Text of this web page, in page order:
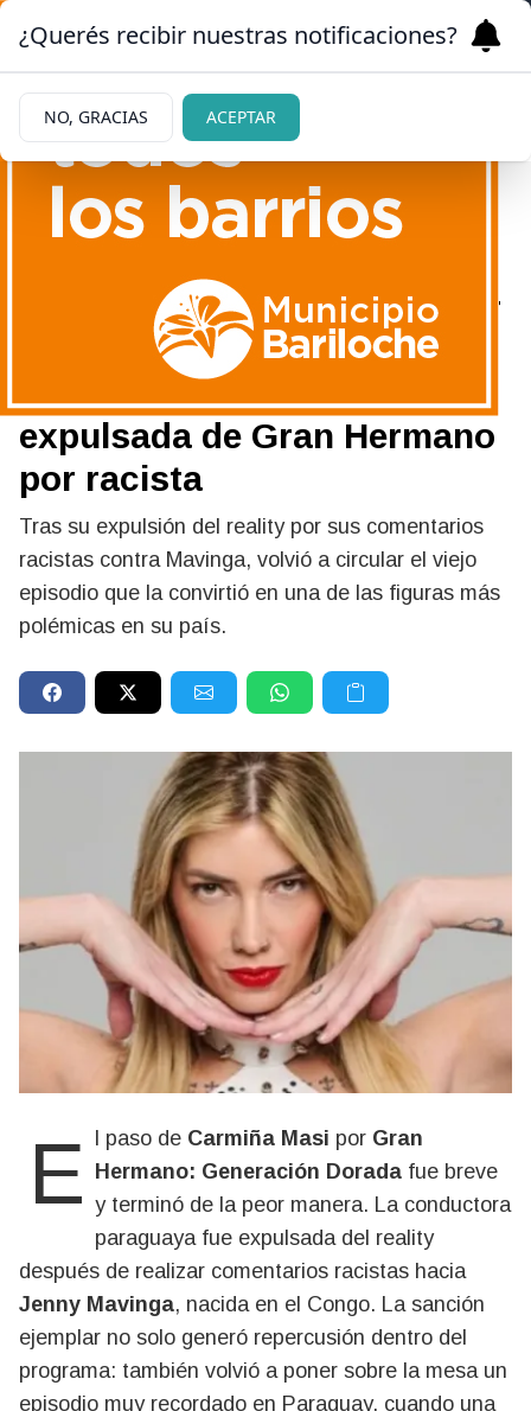
Quién es Carmiña Masi y por
qué generó repudio en
Paraguay antes de ser
expulsada de Gran Hermano
por racista
Tras su expulsión del reality por sus comentarios
racistas contra Mavinga, volvió a circular el viejo
episodio que la convirtió en una de las figuras más
polémicas en su país.
El paso de Carmiña Masi por Gran
Hermano: Generación Dorada fue breve
y terminó de la peor manera. La conductora
paraguaya fue expulsada del reality
después de realizar comentarios racistas hacia
Jenny Mavinga, nacida en el Congo. La sanción
ejemplar no solo generó repercusión dentro del
programa: también volvió a poner sobre la mesa un
episodio muy recordado en Paraguay, cuando una
¿Querés recibir nuestras notificaciones?
NO, GRACIAS ACEPTAR